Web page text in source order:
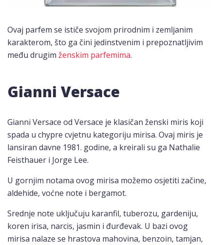
Ovaj parfem se ističe svojom prirodnim i zemljanim
karakterom, što ga čini jedinstvenim i prepoznatljivim
među drugim ženskim parfemima.
Gianni Versace
Gianni Versace od Versace je klasičan ženski miris koji
spada u chypre cvjetnu kategoriju mirisa. Ovaj miris je
lansiran davne 1981. godine, a kreirali su ga Nathalie
Feisthauer i Jorge Lee.
U gornjim notama ovog mirisa možemo osjetiti začine,
aldehide, voćne note i bergamot.
Srednje note uključuju karanfil, tuberozu, gardeniju,
koren irisa, narcis, jasmin i đurđevak. U bazi ovog
mirisa nalaze se hrastova mahovina, benzoin, tamjan,